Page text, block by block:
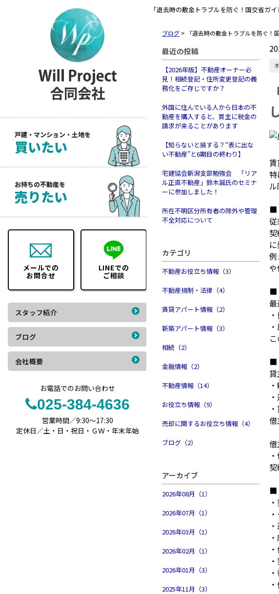
戸建・マンション・土地を
買いたい
お持ちの不動産を
売りたい
メールでの
お問合せ
LINEでの
ご相談
スタッフ紹介
ブログ
会社概要
お電話でのお問い合わせ
025-384-4636
営業時間／9:30～17:30
定休日／土・日・祝日・ＧＷ・年末年始
「退去時の敷金トラブルを防ぐ！国交省ガ
ブログ > 「退去時の敷金トラブルを防ぐ！
最近の投稿
【2026年版】不動産オーナー必
見！相続登記・住所変更登記の義
務化をご存じですか？
外国に住んでいる人から日本の不
動産を購入すると、買主に税金の
請求が来ることがあります
【知らないと損する？“表に出な
い不動産”と6期目の終わり】
宅建協会新潟支部勉強会 「リア
ル正直不動産」鈴木誠氏のセミナ
ーに参加しました！
所在不明区分所有者の除外や管理
不全対応について
カテゴリ
不動産お役立ち情報（3）
不動産規制・法律（4）
賃貸アパート情報（2）
新築アパート情報（3）
相続（2）
金融情報（2）
不動産情報（14）
お役立ち情報（9）
売却に関するお役立ち情報（4）
ブログ（2）
アーカイブ
2026年08月（1）
2026年07月（1）
2026年03月（1）
2026年02月（1）
2026年01月（3）
2025年11月（3）
賃
■
従
や
■
最
■
貸
借
借
■